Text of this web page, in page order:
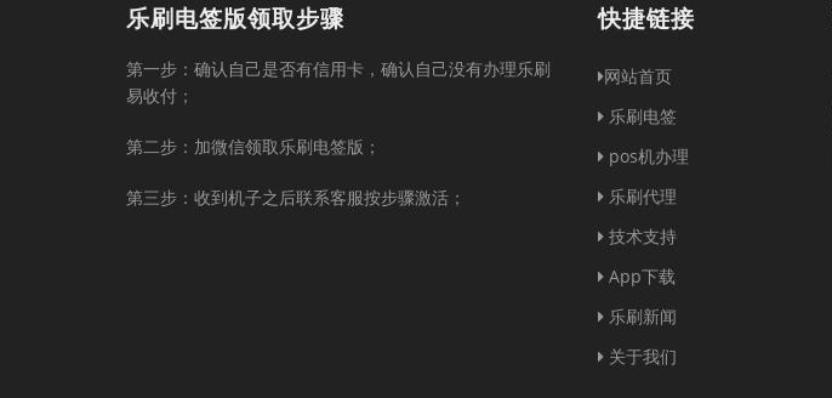
乐刷电签版领取步骤
第一步：确认自己是否有信用卡，确认自己没有办理乐刷
易收付；
第二步：加微信领取乐刷电签版；
第三步：收到机子之后联系客服按步骤激活；
快捷链接
网站首页
乐刷电签
pos机办理
乐刷代理
技术支持
App下载
乐刷新闻
关于我们